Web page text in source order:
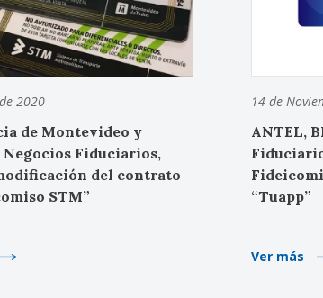
2020
de Montevideo y
Negocios Fiduciarios,
del contrato
STM”
14 de
ANTEL,
“Tuapp”
Ver más